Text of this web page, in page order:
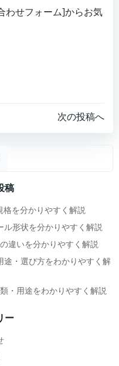
わせフォーム]からお気
次の投稿へ
稿
を分かりやすく解説
ル形状を分かりやすく解説
違いを分かりやすく解説
途・選び方をわかりやすく解
・用途をわかりやすく解説
ー